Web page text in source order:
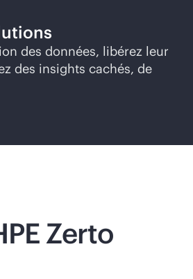
des données, libérez leur
des insights cachés, de
Zerto